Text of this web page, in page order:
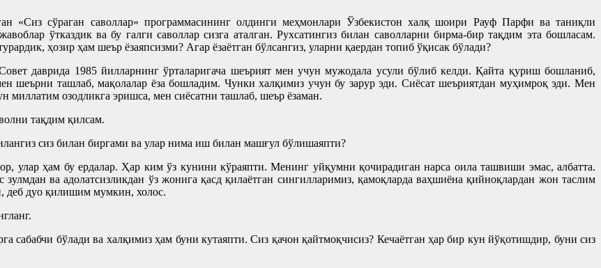
«Сиз сўраган саволлар» программасининг олдинги меҳмонлари Ўзбекистон халқ шоири Рауф Парфи ва таниқли
ўтказдик ва бу галги саволлар сизга аталган. Рухсатингиз билан саволларни бирма-бир тақдим эта бошласам.
ҳозир ҳам шеър ёзаяпсизми? Агар ёзаётган бўлсангиз, уларни қаердан топиб ўқисак бўлади?
даврида 1985 йилларнинг ўрталаригача шеърият мен учун мужодала усули бўлиб келди. Қайта қуриш бошланиб,
шеърни ташлаб, мақолалар ёза бошладим. Чунки халқимиз учун бу зарур эди. Сиёсат шеъриятдан муҳимроқ эди. Мен
миллатим озодликга эришса, мен сиёсатни ташлаб, шеър ёзаман.
тақдим қилсам.
сиз билан биргами ва улар нима иш билан машғул бўлишаяпти?
улар ҳам бу ердалар. Ҳар ким ўз кунини кўраяпти. Менинг уйқумни қочирадиган нарса оила ташвиши эмас, албатта.
ва адолатсизликдан ўз жонига қасд қилаётган сингилларимиз, қамоқларда ваҳшиёна қийноқлардан жон таслим
деб дуо қилишим мумкин, холос.
сабабчи бўлади ва халқимиз ҳам буни кутаяпти. Сиз қачон қайтмоқчисиз? Кечаётган ҳар бир кун йўқотишдир, буни сиз